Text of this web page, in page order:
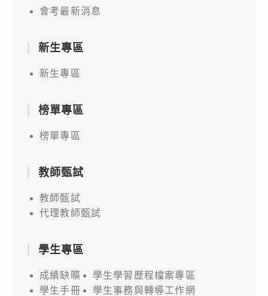
會考最新消息
新生專區
新生專區
榜單專區
榜單專區
教師甄試
教師甄試
代理教師甄試
學生專區
成績缺曠
學生學習歷程檔案專區
學生手冊
學生事務與轉導工作網